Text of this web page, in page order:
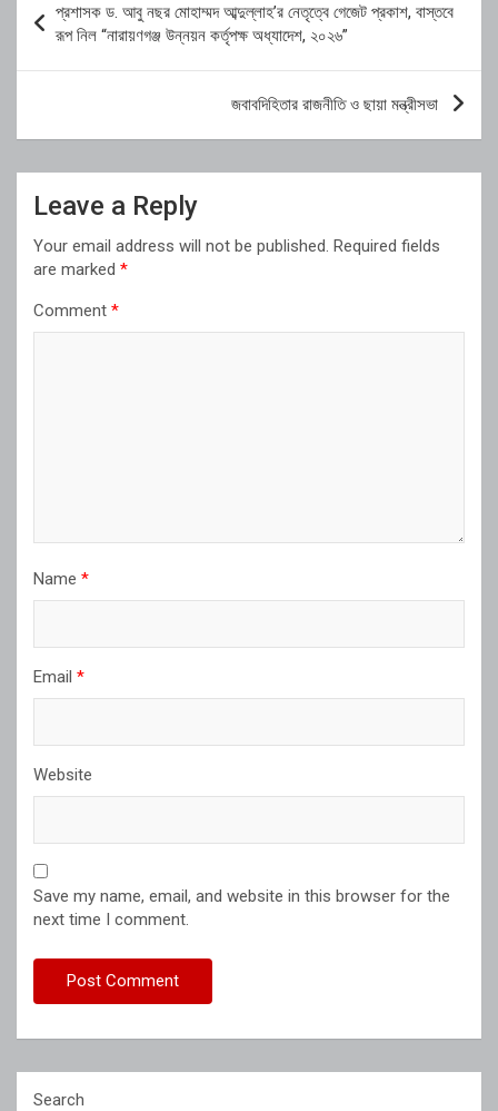
navigation
প্রশাসক ড. আবু নছর মোহাম্মদ আব্দুল্লাহ’র নেতৃত্বে গেজেট প্রকাশ, বাস্তবে
রূপ নিল “নারায়ণগঞ্জ উন্নয়ন কর্তৃপক্ষ অধ্যাদেশ, ২০২৬”
জবাবদিহিতার রাজনীতি ও ছায়া মন্ত্রীসভা
Leave a Reply
Your email address will not be published. Required fields
are marked *
Comment *
Name *
Email *
Website
Save my name, email, and website in this browser for the
next time I comment.
Search